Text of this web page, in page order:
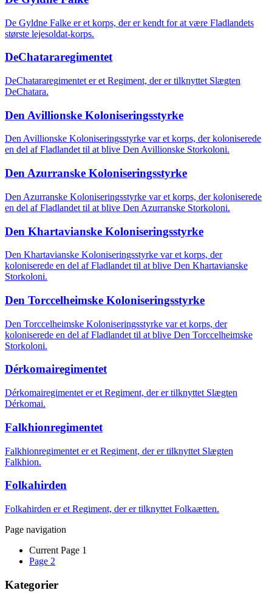
De Gyldne Falke er et korps, der er kendt for at være Fladlandets
største lejesoldat-korps.
DeChatararegimentet
DeChatararegimentet er et Regiment, der er tilknyttet Slægten
DeChatara.
Den Avillionske Koloniseringsstyrke
Den Avillionske Koloniseringsstyrke var et korps, der koloniserede
en del af Fladlandet til at blive Den Avillionske Storkoloni.
Den Azurranske Koloniseringsstyrke
Den Azurranske Koloniseringsstyrke var et korps, der koloniserede
en del af Fladlandet til at blive Den Azurranske Storkoloni.
Den Khartavianske Koloniseringsstyrke
Den Khartavianske Koloniseringsstyrke var et korps, der
koloniserede en del af Fladlandet til at blive Den Khartavianske
Storkoloni.
Den Torccelheimske Koloniseringsstyrke
Den Torccelheimske Koloniseringsstyrke var et korps, der
koloniserede en del af Fladlandet til at blive Den Torccelheimske
Storkoloni.
Dérkomairegimentet
Dérkomairegimentet er et Regiment, der er tilknyttet Slægten
Dérkomai.
Falkhionregimentet
Falkhionregimentet er et Regiment, der er tilknyttet Slægten
Falkhion.
Folkahirden
Folkahirden er et Regiment, der er tilknyttet Folkaætten.
Page navigation
Current Page 1
Page 2
Kategorier